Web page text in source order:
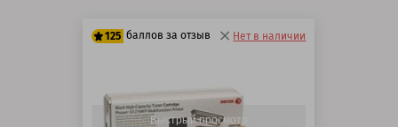
125 баллов за отзыв
125 баллов
Нет в наличии
Быстрый просмотр